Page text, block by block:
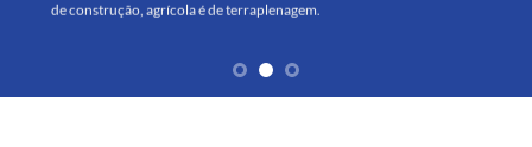
de construção, agrícola é de terraplenagem.